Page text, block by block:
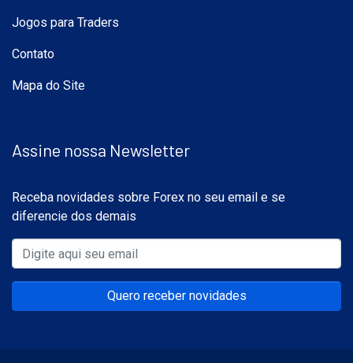
Jogos para Traders
Contato
Mapa do Site
Assine nossa Newsletter
Receba novidades sobre Forex no seu email e se
diferencie dos demais
Quero receber novidades